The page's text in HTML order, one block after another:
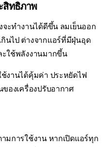
สิทธิภาพ
จะทำงานได้ดีขึ้น ลมเย็นออก
นไป ต่างจากแอร์ที่มีฝุ่นอุด
ะใช้พลังงานมากขึ้น
งานได้คุ้มค่า ประหยัดไฟ
องเครื่องปรับอากาศ
มการใช้งาน หากเปิดแอร์ทุก